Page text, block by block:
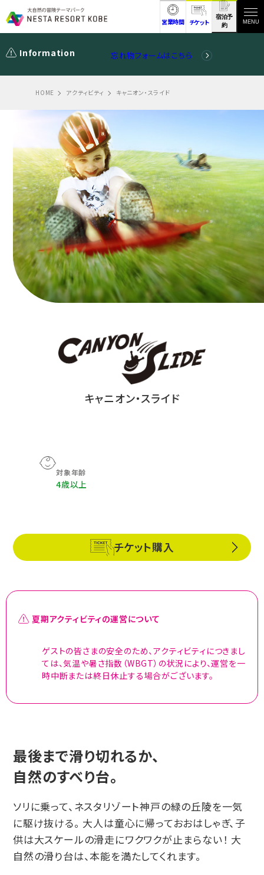
営業時間 チケット
宿泊予
約
MENU
Information 忘れ物フォームはこちら
HOME アクティビティ キャニオン・スライド
キャニオン・スライド
対象年齢
4歳以上
チケット購入
夏期アクティビティの運営について
ゲストの皆さまの安全のため、アクティビティにつきまし
ては、気温や暑さ指数（WBGT）の状況により、運営を一
時中断または終日休止する場合がございます。
最後まで滑り切れるか、
自然のすべり台。
ソリに乗って、ネスタリゾート神戸の緑の丘陵を一気
に駆け抜ける。 大人は童心に帰っておおはしゃぎ、子
供は大スケールの滑走にワクワクが止まらない！ 大
自然の滑り台は、本能を満たしてくれます。